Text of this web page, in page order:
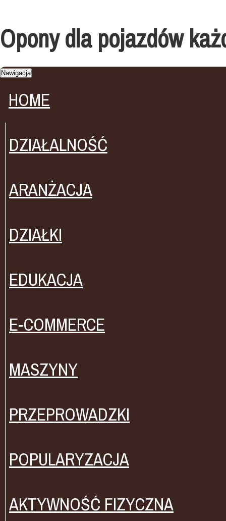
Opony dla pojazdów
Nawigacja
HOME
DZIAŁALNOŚĆ
ARANŻACJA
DZIAŁKI
EDUKACJA
E-COMMERCE
MASZYNY
PRZEPROWADZKI
POPULARYZACJA
AKTYWNOŚĆ FIZYCZNA